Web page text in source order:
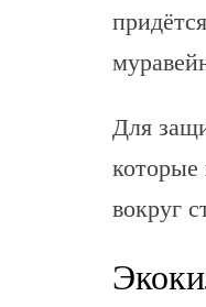
Для
которые
вокруг